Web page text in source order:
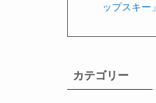
ップスキー」
カテゴリー